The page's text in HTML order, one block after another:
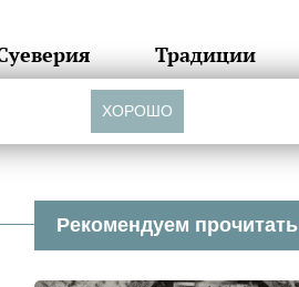
Традиции
Рекомендуем прочитать
ХОРОШО